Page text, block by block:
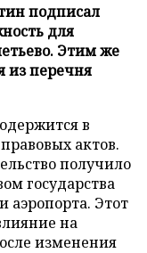
подписал
для
Этим же
из перечня
в
правовых актов.
получило
государства
аэропорта. Этот
на
изменения